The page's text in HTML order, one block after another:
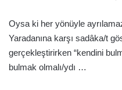
Oysa ki her yönüyle
Yaradanına karşı sadâka/t
gerçekleştirirken “kendini
bulmak olmalı/ydı …